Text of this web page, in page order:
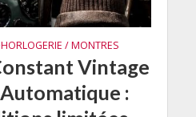
HORLOGERIE / MONTRES
Vintage
: